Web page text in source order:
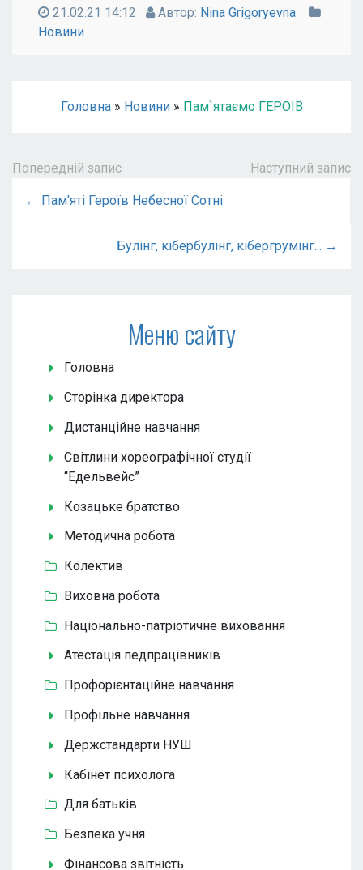
21.02.21 14:12 Автор: Nina Grigoryevna
Новини
Головна» Новини» Пам`ятаємо ГЕРОЇВ
Попередній запис Наступний запис
← Пам'яті Героїв Небесної Сотні
Булінг, кібербулінг, кібергрумінг... →
Меню сайту
Головна
Сторінка директора
Дистанційне навчання
Світлини хореографічної студії
“Едельвейс”
Козацьке братство
Методична робота
Колектив
Виховна робота
Національно-патріотичне виховання
Атестація педпрацівників
Профорієнтаційне навчання
Профільне навчання
Держстандарти НУШ
Кабінет психолога
Для батьків
Безпека учня
Фінансова звітність